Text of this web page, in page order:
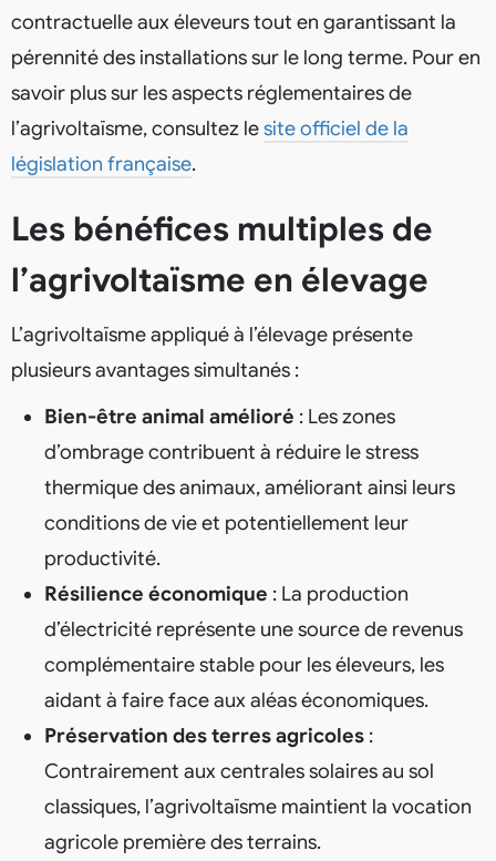
contractuelle aux éleveurs tout en garantissant la
pérennité des installations sur le long terme. Pour en
savoir plus sur les aspects réglementaires de
l’agrivoltaïsme, consultez lesite officiel de la
législation française.
Les bénéfices multiples de
l’agrivoltaïsme en élevage
L’agrivoltaïsme appliqué à l’élevage présente
plusieurs avantages simultanés :
Bien-être animal amélioré : Les zones
d’ombrage contribuent à réduire le stress
thermique des animaux, améliorant ainsi leurs
conditions de vie et potentiellement leur
productivité.
Résilience économique : La production
d’électricité représente une source de revenus
complémentaire stable pour les éleveurs, les
aidant à faire face aux aléas économiques.
Préservation des terres agricoles :
Contrairement aux centrales solaires au sol
classiques, l’agrivoltaïsme maintient la vocation
agricole première des terrains.